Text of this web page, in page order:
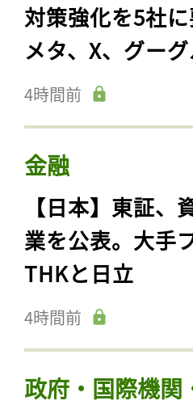
対策強化を5社
メタ、X、グー
4時間前
金融
【日本】東証
業を公表。大手
THKと日立
4時間前
政府・国際機関